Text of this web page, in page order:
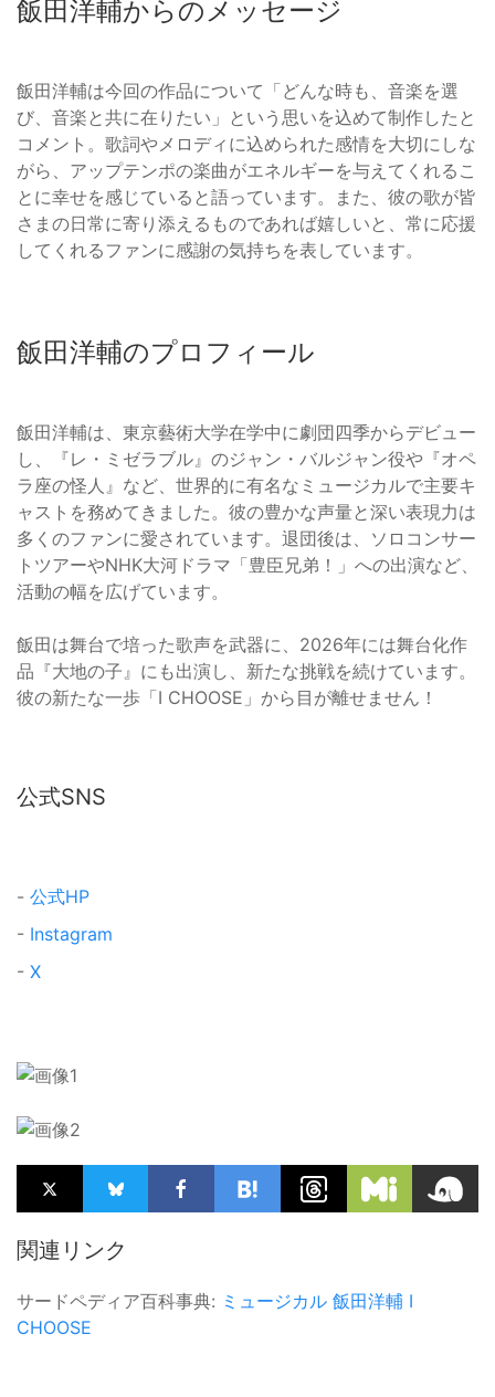
飯田洋輔からのメッセージ
飯田洋輔は今回の作品について「どんな時も、音楽を選
び、音楽と共に在りたい」という思いを込めて制作したと
コメント。歌詞やメロディに込められた感情を大切にしな
がら、アップテンポの楽曲がエネルギーを与えてくれるこ
とに幸せを感じていると語っています。また、彼の歌が皆
さまの日常に寄り添えるものであれば嬉しいと、常に応援
してくれるファンに感謝の気持ちを表しています。
飯田洋輔のプロフィール
飯田洋輔は、東京藝術大学在学中に劇団四季からデビュー
し、『レ・ミゼラブル』のジャン・バルジャン役や『オペ
ラ座の怪人』など、世界的に有名なミュージカルで主要キ
ャストを務めてきました。彼の豊かな声量と深い表現力は
多くのファンに愛されています。退団後は、ソロコンサー
トツアーやNHK大河ドラマ「豊臣兄弟！」への出演など、
活動の幅を広げています。
飯田は舞台で培った歌声を武器に、2026年には舞台化作
品『大地の子』にも出演し、新たな挑戦を続けています。
彼の新たな一歩「I CHOOSE」から目が離せません！
公式SNS
- 公式HP
- Instagram
- X
関連リンク
サードペディア百科事典: ミュージカル 飯田洋輔 I
CHOOSE